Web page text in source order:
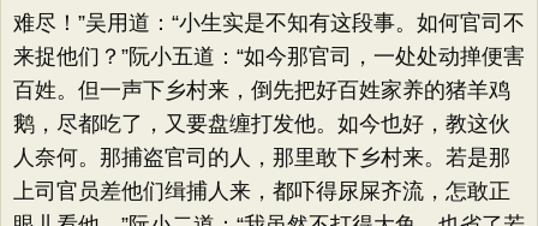
难尽！”吴用道：“小生实是不知有这段事。如何官司不
来捉他们？”阮小五道：“如今那官司，一处处动掸便害
百姓。但一声下乡村来，倒先把好百姓家养的猪羊鸡
鹅，尽都吃了，又要盘缠打发他。如今也好，教这伙
人奈何。那捕盗官司的人，那里敢下乡村来。若是那
上司官员差他们缉捕人来，都吓得尿屎齐流，怎敢正